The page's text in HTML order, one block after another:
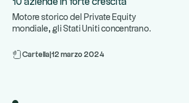
10 aziende in forte crescita
Motore storico del Private Equity
mondiale, gli Stati Uniti concentrano
Cartella 12 marzo 2024